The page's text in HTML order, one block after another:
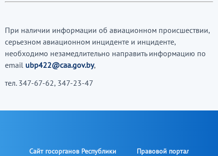
При наличии информации об авиационном происшествии,
серьезном авиационном инциденте и инциденте,
необходимо незамедлительно направить информацию по
email ubp422@caa.gov.by,
тел. 347-67-62, 347-23-47
Сайт госорганов Республики
Правовой портал